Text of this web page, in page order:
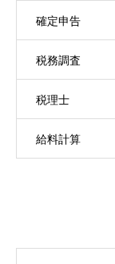
確定申告
税務調査
税理士
給料計算